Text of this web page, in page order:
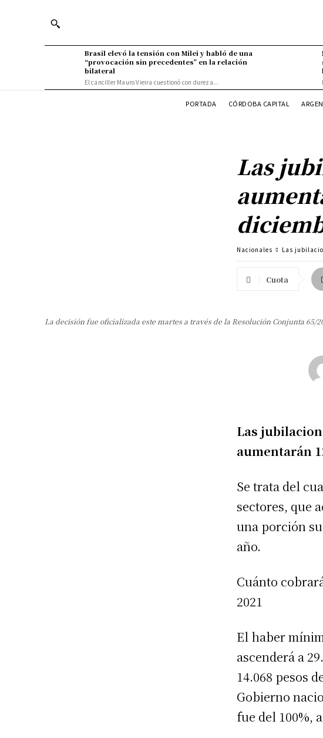
Brasil elevó la tensión con Milei y habló de una
“provocación sin precedentes” en la relación
bilateral
El canciller Mauro Vieira cuestionó con dureza...
PORTADA CÓRDOBA CAPITAL
Las
Nacionales Las
Cuota
La decisión fue oficializada este martes a través de la Resolución Conjunta
Las
aumentarán
Se trata del
sectores, que
una porción
año.
Cuánto
2021
El haber
ascenderá a
14.068 pesos
Gobierno
fue del 100%,